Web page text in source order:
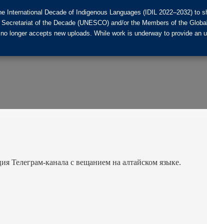
Телеграм-канала с вещанием на алтайском языке.
Decade of Indigenous Languages (IDIL 2022–2032)
of the Decade (UNESCO) and/or the Members of the
longer accepts new uploads. While work is underway to provide